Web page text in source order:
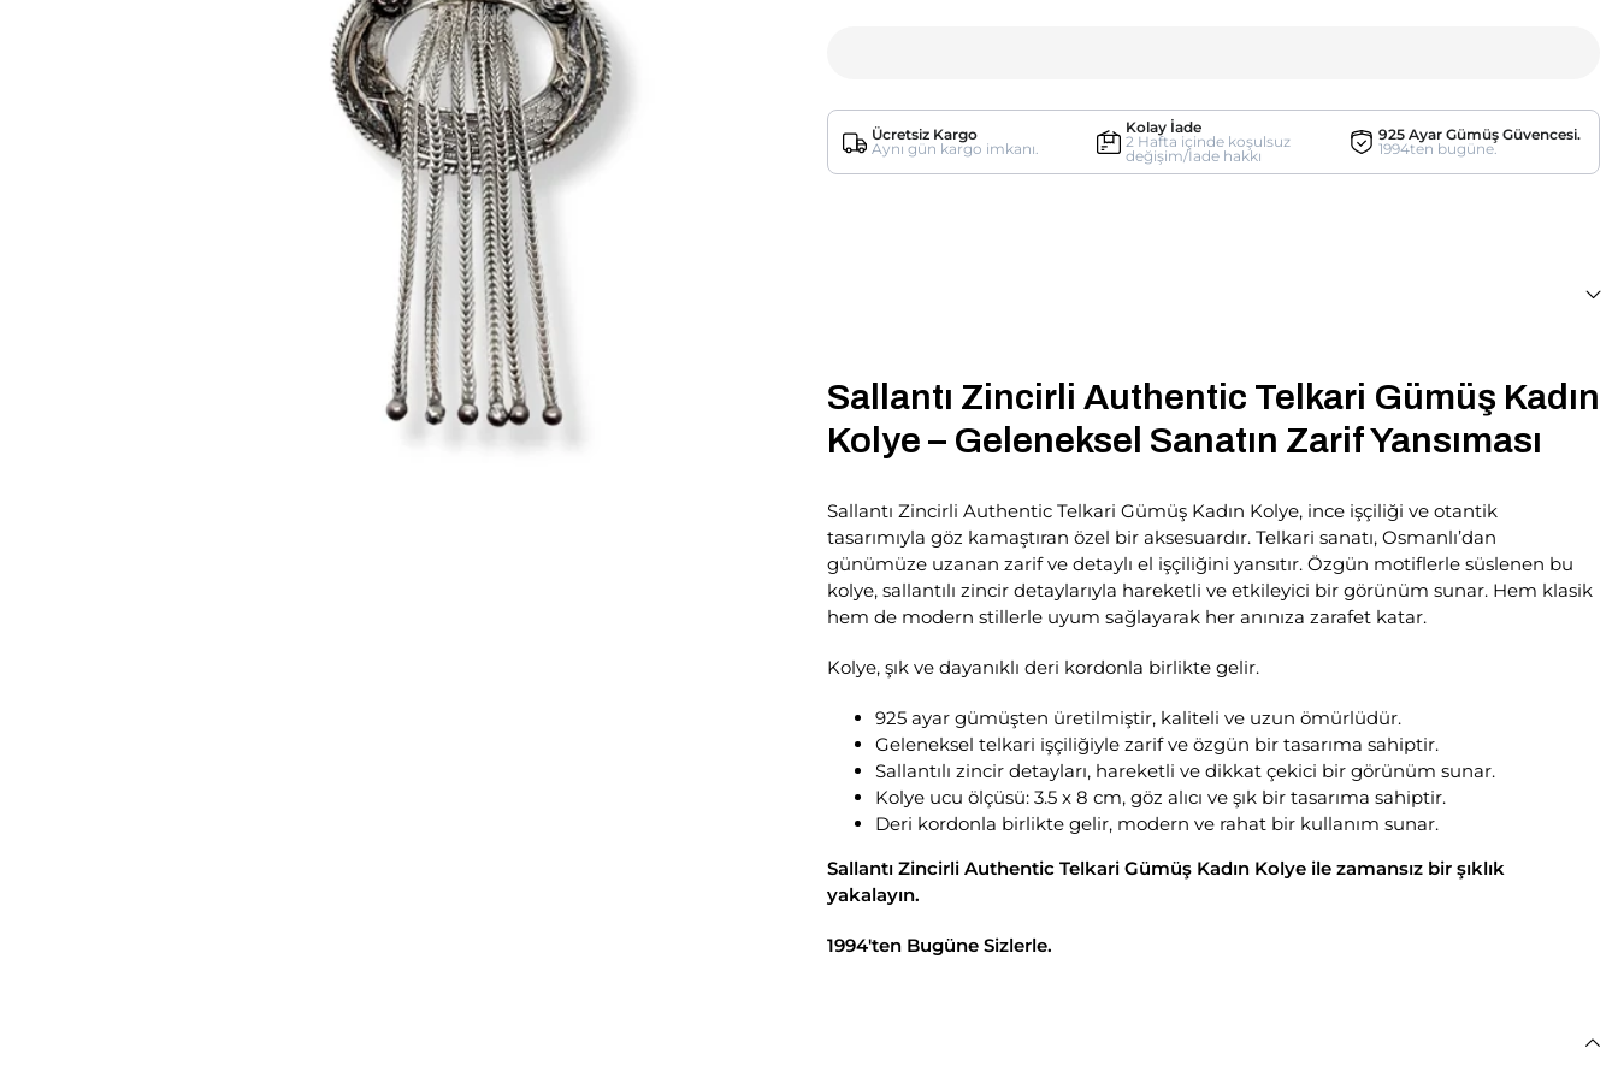
Ücretsiz Kargo
Aynı gün kargo imkanı.
Kolay İade
2 Hafta içinde koşulsuz
değişim/İade hakkı
925 Ayar Gümüş Güvencesi.
1994ten bugüne.
Sallantı Zincirli Authentic Telkari Gümüş Kadın
Kolye – Geleneksel Sanatın Zarif Yansıması
Sallantı Zincirli Authentic Telkari Gümüş Kadın Kolye, ince işçiliği ve otantik
tasarımıyla göz kamaştıran özel bir aksesuardır. Telkari sanatı, Osmanlı’dan
günümüze uzanan zarif ve detaylı el işçiliğini yansıtır. Özgün motiflerle süslenen bu
kolye, sallantılı zincir detaylarıyla hareketli ve etkileyici bir görünüm sunar. Hem klasik
hem de modern stillerle uyum sağlayarak her anınıza zarafet katar.
Kolye, şık ve dayanıklı deri kordonla birlikte gelir.
925 ayar gümüşten üretilmiştir, kaliteli ve uzun ömürlüdür.
Geleneksel telkari işçiliğiyle zarif ve özgün bir tasarıma sahiptir.
Sallantılı zincir detayları, hareketli ve dikkat çekici bir görünüm sunar.
Kolye ucu ölçüsü: 3.5 x 8 cm, göz alıcı ve şık bir tasarıma sahiptir.
Deri kordonla birlikte gelir, modern ve rahat bir kullanım sunar.
Sallantı Zincirli Authentic Telkari Gümüş Kadın Kolye ile zamansız bir şıklık
yakalayın.
1994'ten Bugüne Sizlerle.